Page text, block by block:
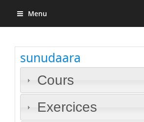
Menu
sunudaara
Cours
Exercices